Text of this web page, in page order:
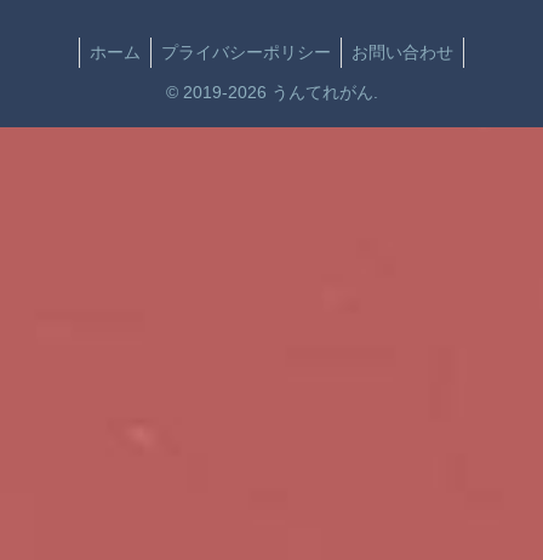
ホーム プライバシーポリシー お問い合わせ
© 2019-2026 うんてれがん.